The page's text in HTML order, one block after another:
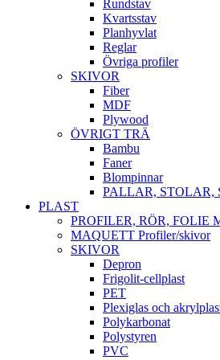
Rundstav
Kvartsstav
Planhyvlat
Reglar
Övriga profiler
SKIVOR
Fiber
MDF
Plywood
ÖVRIGT TRÄ
Bambu
Faner
Blompinnar
PALLAR, STOLAR,
PLAST
PROFILER, RÖR, FOLIE
MAQUETT Profiler/skivor
SKIVOR
Depron
Frigolit-cellplast
PET
Plexiglas och
Polykarbonat
Polystyren
PVC